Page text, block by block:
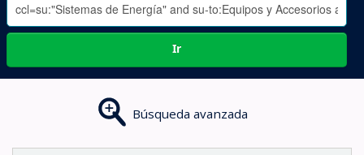
Ir
Búsqueda avanzada